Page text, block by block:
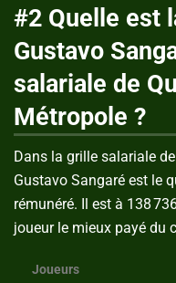
#2 Quelle est
Gustavo
salariale de
Métropole ?
Dans la grille salariale
Gustavo Sangaré est le
rémunéré. Il est à 138
joueur le mieux payé du
Joueurs